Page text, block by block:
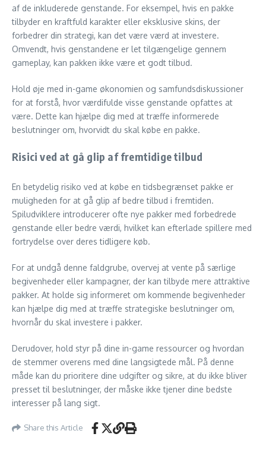
af de inkluderede genstande. For eksempel, hvis en pakke
tilbyder en kraftfuld karakter eller eksklusive skins, der
forbedrer din strategi, kan det være værd at investere.
Omvendt, hvis genstandene er let tilgængelige gennem
gameplay, kan pakken ikke være et godt tilbud.
Hold øje med in-game økonomien og samfundsdiskussioner
for at forstå, hvor værdifulde visse genstande opfattes at
være. Dette kan hjælpe dig med at træffe informerede
beslutninger om, hvorvidt du skal købe en pakke.
Risici ved at gå glip af fremtidige tilbud
En betydelig risiko ved at købe en tidsbegrænset pakke er
muligheden for at gå glip af bedre tilbud i fremtiden.
Spiludviklere introducerer ofte nye pakker med forbedrede
genstande eller bedre værdi, hvilket kan efterlade spillere med
fortrydelse over deres tidligere køb.
For at undgå denne faldgrube, overvej at vente på særlige
begivenheder eller kampagner, der kan tilbyde mere attraktive
pakker. At holde sig informeret om kommende begivenheder
kan hjælpe dig med at træffe strategiske beslutninger om,
hvornår du skal investere i pakker.
Derudover, hold styr på dine in-game ressourcer og hvordan
de stemmer overens med dine langsigtede mål. På denne
måde kan du prioritere dine udgifter og sikre, at du ikke bliver
presset til beslutninger, der måske ikke tjener dine bedste
interesser på lang sigt.
Share this Article